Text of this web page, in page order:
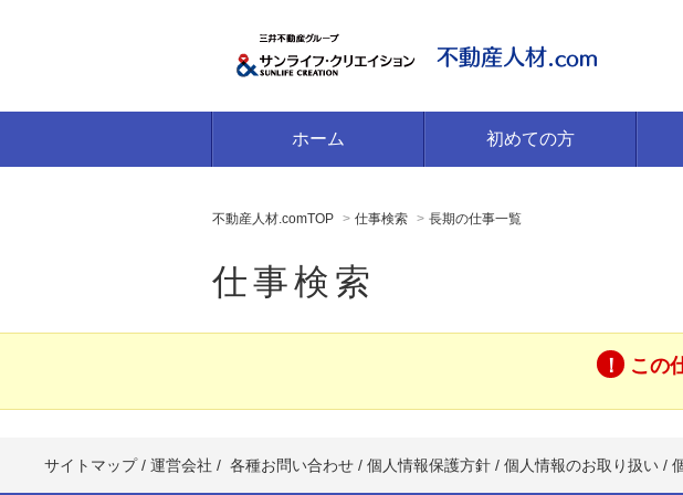
ホーム 初めての方
不動産人材.comTOP 仕事検索 長期の仕事一覧
仕事検索
この
サイトマップ/ 運営会社 / 各種お問い合わせ/ 個人情報保護方針/ 個人情報のお取り扱い /